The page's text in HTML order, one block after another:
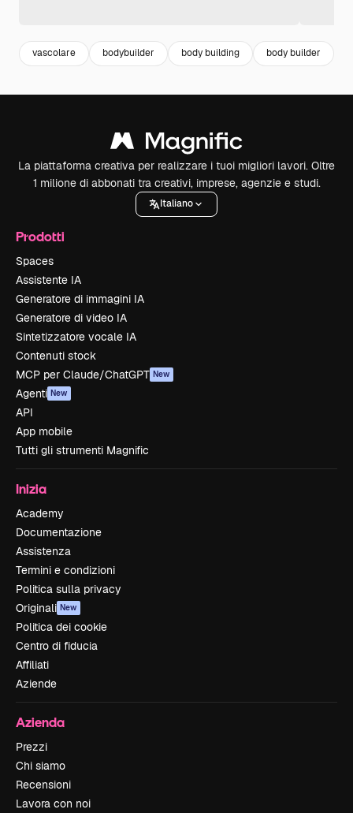
vascolare bodybuilder body building body builder
La piattaforma creativa per realizzare i tuoi migliori lavori. Oltre
1 milione di abbonati tra creativi, imprese, agenzie e studi.
Italiano
Prodotti
Spaces
Assistente IA
Generatore di immagini IA
Generatore di video IA
Sintetizzatore vocale IA
Contenuti stock
MCP per Claude/ChatGPT New
Agenti New
API
App mobile
Tutti gli strumenti Magnific
Inizia
Academy
Documentazione
Assistenza
Termini e condizioni
Politica sulla privacy
Originali New
Politica dei cookie
Centro di fiducia
Affiliati
Aziende
Azienda
Prezzi
Chi siamo
Recensioni
Lavora con noi